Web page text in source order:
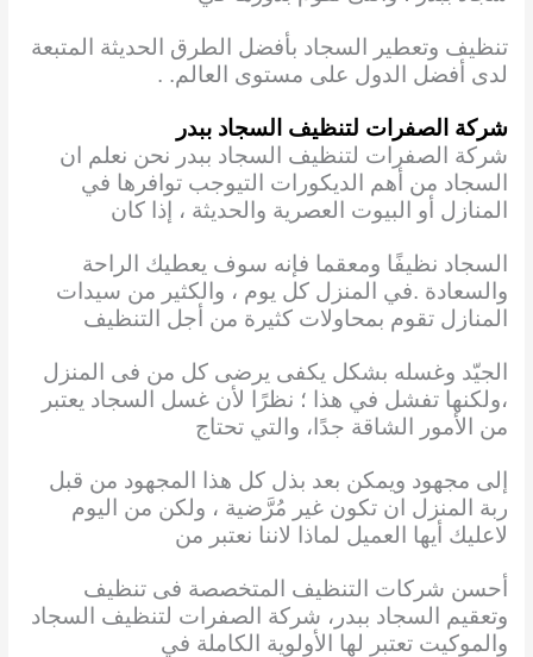
تنظيف وتعطير السجاد بأفضل الطرق الحديثة المتبعة
لدى أفضل الدول على مستوى العالم. .
شركة الصفرات لتنظيف السجاد ببدر
شركة الصفرات لتنظيف السجاد ببدر نحن نعلم ان
السجاد من أهم الديكورات التيوجب توافرها في
المنازل أو البيوت العصرية والحديثة ، إذا كان
السجاد نظيفًا ومعقما فإنه سوف يعطيك الراحة
والسعادة .في المنزل كل يوم ، والكثير من سيدات
المنازل تقوم بمحاولات كثيرة من أجل التنظيف
الجيّد وغسله بشكل يكفى يرضى كل من فى المنزل
،ولكنها تفشل في هذا ؛ نظرًا لأن غسل السجاد يعتبر
من الأمور الشاقة جدًا، والتي تحتاج
إلى مجهود ويمكن بعد بذل كل هذا المجهود من قبل
ربة المنزل ان تكون غير مُرَّضية ، ولكن من اليوم
لاعليك أيها العميل لماذا لاننا نعتبر من
أحسن شركات التنظيف المتخصصة فى تنظيف
وتعقيم السجاد ببدر، شركة الصفرات لتنظيف السجاد
والموكيت تعتبر لها الأولوية الكاملة في